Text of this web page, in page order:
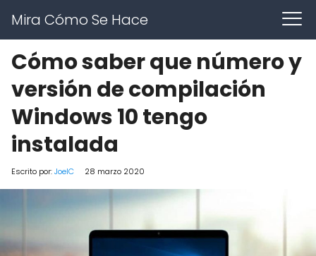
Mira Cómo Se Hace
Cómo saber que número y
versión de compilación
Windows 10 tengo
instalada
Escrito por:JoelC 28 marzo 2020